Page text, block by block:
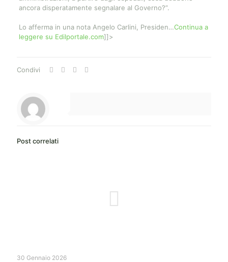
ancora disperatamente segnalare al Governo?”.
Lo afferma in una nota Angelo Carlini, Presiden…Continua a
leggere su Edilportale.com]]>
Condivi
Post correlati
30 Gennaio 2026